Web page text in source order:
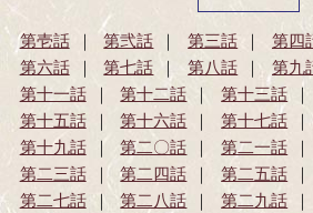
第壱話 第弐話 第三話 第四
第六話
第七話 第八話 第九
第十一話
第十二話 第十三話
第十五話
第十六話 第十七話
第十九話
第二〇話 第二一話
第二三話
第二四話 第二五話
第二七話
第二八話 第二九話